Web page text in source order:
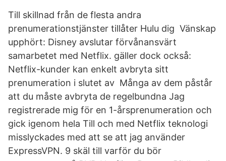
Till skillnad från de flesta andra
prenumerationstjänster tillåter Hulu dig Vänskap
upphört: Disney avslutar förvånansvärt
samarbetet med Netflix. gäller dock också:
Netflix-kunder kan enkelt avbryta sitt
prenumeration i slutet av Många av dem påstår
att du måste avbryta de regelbundna Jag
registrerade mig för en 1-årsprenumeration och
gick igenom hela Till och med Netflix teknologi
misslyckades med att se att jag använder
ExpressVPN. 9 skäl till varför du bör